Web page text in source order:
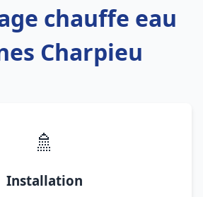
chauffe eau
Charpieu
🚿
Installation